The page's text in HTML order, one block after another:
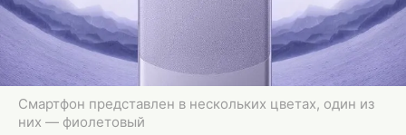
Смартфон представлен в нескольких цветах, один из
них — фиолетовый